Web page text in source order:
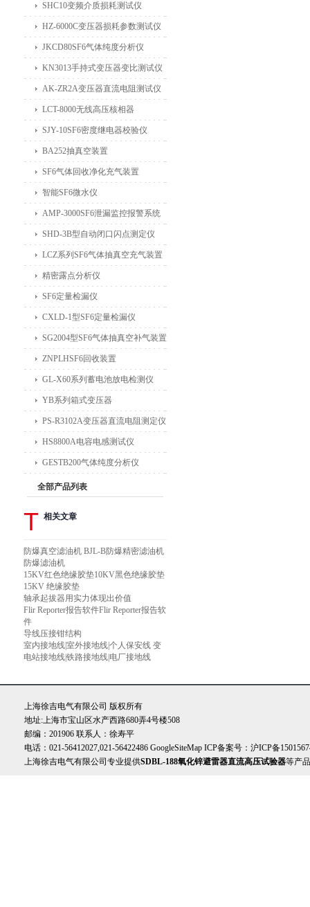
SHC10变频介质损耗测试仪
HZ-6000C变压器损耗参数测试仪
JKCD80SF6气体纯度分析仪
KN3013手持式变压器变比测试仪
AK-ZR2A变压器直流电阻测试仪
LCT-8000无线高压核相器
SJY-10SF6密度继电器校验仪
BA252抽真空装置
SF6气体回收净化充气装置
智能SF6微水仪
AMP-3000SF6泄漏监控报警系统
SHD-3B型自动闭口闪点测定仪
LCZ系列SF6气体抽真空充气装置
精密露点分析仪
SF6定量检漏仪
CXLD-1型SF6定量检漏仪
SG2004型SF6气体抽真空补气装置
ZNPLHSF6回收装置
GL-X60系列蓄电池放电检测仪
YB系列箱式变压器
PS-R3102A变压器直流电阻测定仪
HS8800A电容电感测试仪
GESTB200气体纯度分析仪
全部产品列表
T 相关文章
防爆真空滤油机 BJL-B防爆精密滤油机
防爆滤油机
15KV红色绝缘胶垫10KV黑色绝缘胶垫
15KV 绝缘胶垫
轴承起拔器用实力体现出价值
Flir Reporter报告软件Flir Reporter报告软
件
导线压接钳结构
室内接地线|室外接地线|个人保安线 变
电站接地线|铁路接地线|电厂接地线
上海徐吉电气有限公司 版权所有
地址:上海市宝山区水产西路680弄4号楼508
邮编：201906 联系人：徐寿平
电话：021-56412027,021-56422486 GoogleSiteMap ICP备案号： 沪ICP备
上海徐吉电气有限公司专业提供SDBL-188氧化锌避雷器直流高压试验器等产